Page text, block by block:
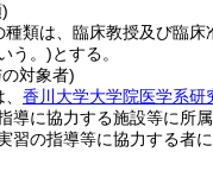
種類は、臨床教授及び臨床
う。)とする。
対象者)
香川大学大学院医学系研
導に協力する施設等に所
習の指導等に協力する者に